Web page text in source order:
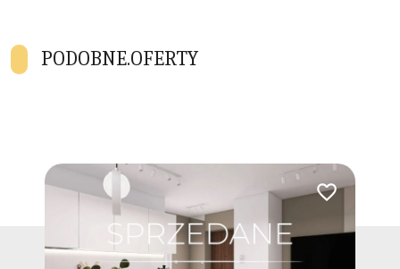
PODOBNE.OFERTY
Dodaj do